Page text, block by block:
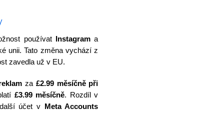
používat Instagrama
unii. Tato změna vychází z
zavedla už v EU.
za £2.99 měsíčně při
£3.99 měsíčně. Rozdíl v
účet v Meta Accounts